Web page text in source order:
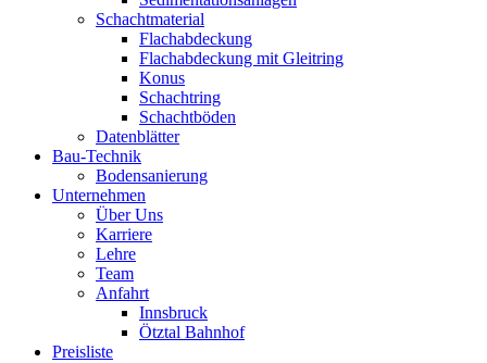
Schachtmaterial
Flachabdeckung
Flachabdeckung mit Gleitring
Konus
Schachtring
Schachtböden
Datenblätter
Bau-Technik
Bodensanierung
Unternehmen
Über Uns
Karriere
Lehre
Team
Anfahrt
Innsbruck
Ötztal Bahnhof
Preisliste